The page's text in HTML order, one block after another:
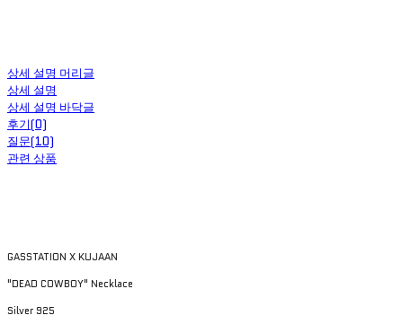
상세 설명 머리글
상세 설명
상세 설명 바닥글
후기(0)
질문(10)
관련 상품
GASSTATION X KUJAAN
"DEAD COWBOY" Necklace
Silver 925